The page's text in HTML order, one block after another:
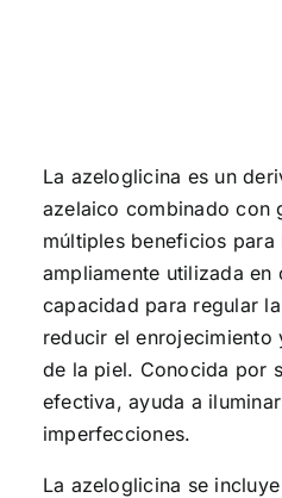
La azeloglicina es un
azelaico combinado con
múltiples beneficios para
ampliamente utilizada en
capacidad para regular
reducir el enrojecimiento
de la piel. Conocida por
efectiva, ayuda a
imperfecciones.
La azeloglicina se